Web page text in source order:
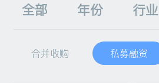
全部 年份 行业
合并收购 私募融资